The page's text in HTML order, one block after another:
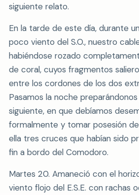
siguiente relato.
En la tarde de este día, durante
poco viento del S.O., nuestro
habiéndose rozado
de coral, cuyos fragmentos
entre los cordones de los dos
Pasamos la noche
siguiente, en que debíamos
formalmente y tomar posesión
ella tres cruces que habían sido
fin a bordo del Comodoro.
Martes 20. Amaneció con el
viento flojo del E.S.E. con rachas